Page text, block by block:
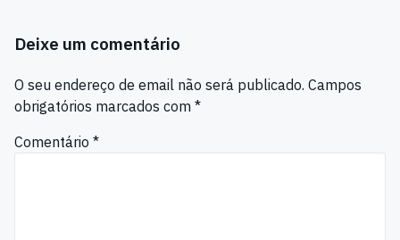
Deixe um comentário
O seu endereço de email não será publicado. Campos
obrigatórios marcados com *
Comentário *